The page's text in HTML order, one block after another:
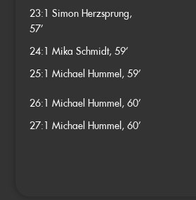
23:1 Simon Herzsprung,
57’
24:1 Mika Schmidt, 59’
25:1 Michael Hummel, 59’
26:1 Michael Hummel, 60’
27:1 Michael Hummel, 60’